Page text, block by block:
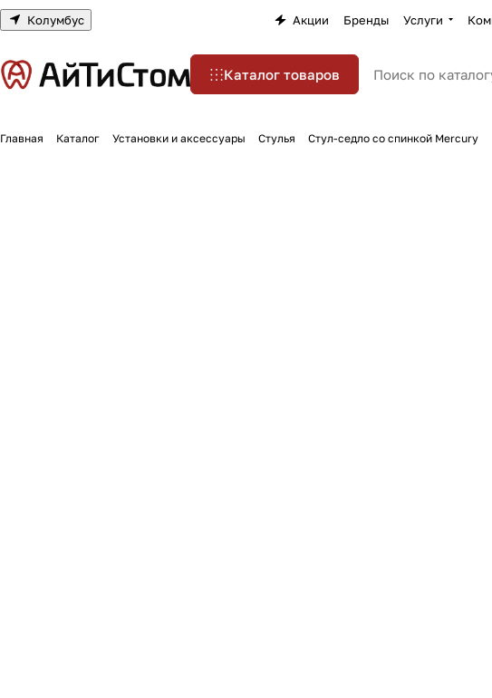
Колумбус Акции Бренды Услуги
Каталог товаров
Главная Каталог Установки и аксессуары Стулья Стул-седло со спинкой Mercury